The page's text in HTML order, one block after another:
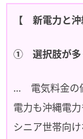
【 新電力と
① 選択肢が多
… 電気料金の
電力も沖縄電
シニア世帯向け